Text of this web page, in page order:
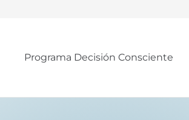
Programa Decisión Consciente